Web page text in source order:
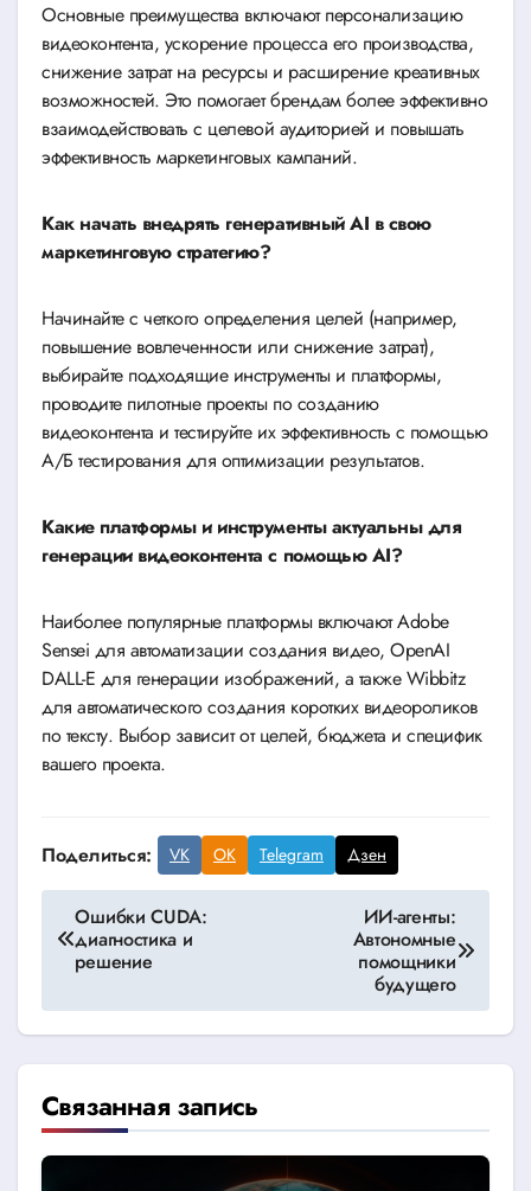
Основные преимущества включают персонализацию
видеоконтента, ускорение процесса его производства,
снижение затрат на ресурсы и расширение креативных
возможностей. Это помогает брендам более эффективно
взаимодействовать с целевой аудиторией и повышать
эффективность маркетинговых кампаний.
Как начать внедрять генеративный AI в свою
маркетинговую стратегию?
Начинайте с четкого определения целей (например,
повышение вовлеченности или снижение затрат),
выбирайте подходящие инструменты и платформы,
проводите пилотные проекты по созданию
видеоконтента и тестируйте их эффективность с помощью
А/Б тестирования для оптимизации результатов.
Какие платформы и инструменты актуальны для
генерации видеоконтента с помощью AI?
Наиболее популярные платформы включают Adobe
Sensei для автоматизации создания видео, OpenAI
DALL-E для генерации изображений, а также Wibbitz
для автоматического создания коротких видеороликов
по тексту. Выбор зависит от целей, бюджета и специфик
вашего проекта.
Поделиться: VK OK Telegram Дзен
Навигация
по
Ошибки CUDA:
диагностика и
решение
ИИ-агенты:
Автономные
помощники
будущего
Связанная запись